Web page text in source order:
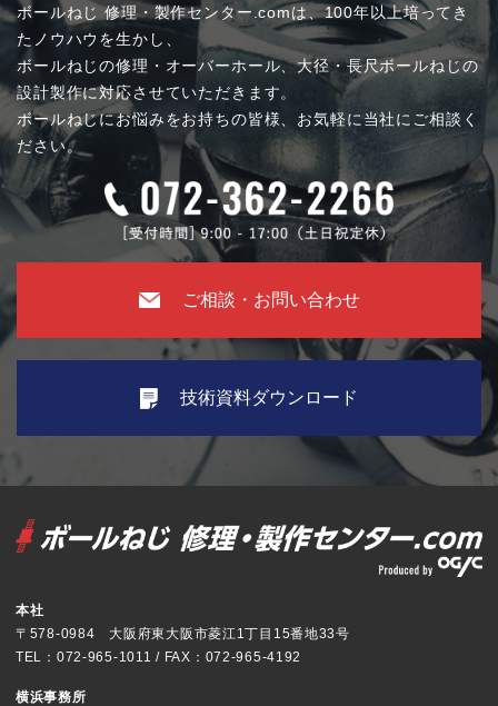
ボールねじ 修理・製作センター.comは、100年以上培ってき
たノウハウを生かし、
ボールねじの修理・オーバーホール、大径・長尺ボールねじの
設計製作に対応させていただきます。
ボールねじにお悩みをお持ちの皆様、お気軽に当社にご相談く
ださい。
ご相談・お問い合わせ
技術資料ダウンロード
本社
〒578-0984 大阪府東大阪市菱江1丁目15番地33号
TEL：072-965-1011 / FAX：072-965-4192
横浜事務所